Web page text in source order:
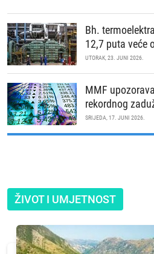
Bh.
12,7 puta veće
UTORAK, 23. JUNI 2026.
MMF
rekordnog
SRIJEDA, 17. JUNI 2026.
ŽIVOT I UMJETNOST